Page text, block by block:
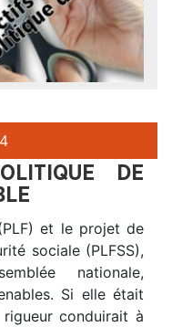
DE
et le projet de
sociale (PLFSS),
nationale,
Si elle était
conduirait à